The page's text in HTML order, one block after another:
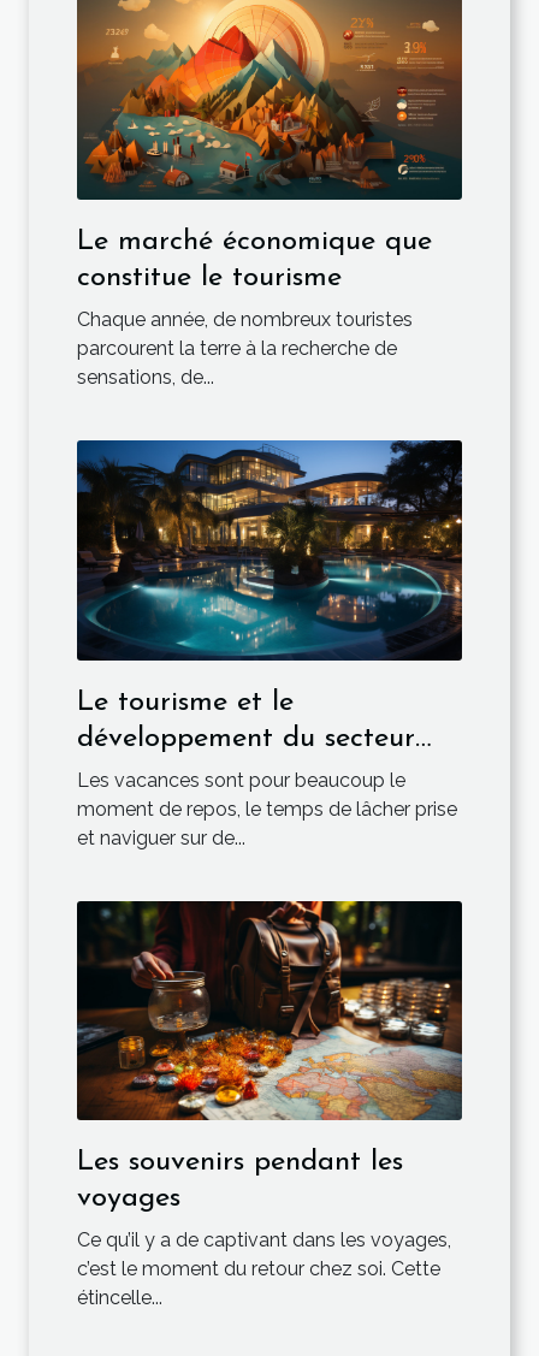
Le marché économique que
constitue le tourisme
Chaque année, de nombreux touristes
parcourent la terre à la recherche de
sensations, de...
Le tourisme et le
développement du secteur
hôtelier
Les vacances sont pour beaucoup le
moment de repos, le temps de lâcher prise
et naviguer sur de...
Les souvenirs pendant les
voyages
Ce qu’il y a de captivant dans les voyages,
c’est le moment du retour chez soi. Cette
étincelle...